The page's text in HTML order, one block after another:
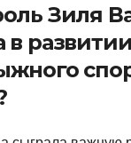
Зиля
в развитии